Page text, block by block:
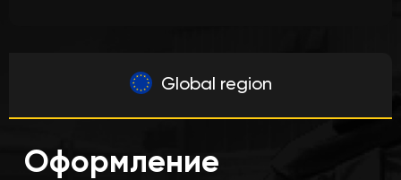
Global region
Оформление